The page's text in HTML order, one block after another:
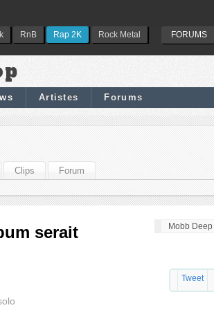
RnB Rap 2K Rock Metal FORUMS
Artistes Forums
Clips Forum
Mobb Deep
serait
Tweet